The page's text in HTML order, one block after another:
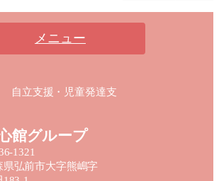
メニュー
自立支援・児童発達支
館グループ
1321
県弘前市大字熊嶋字